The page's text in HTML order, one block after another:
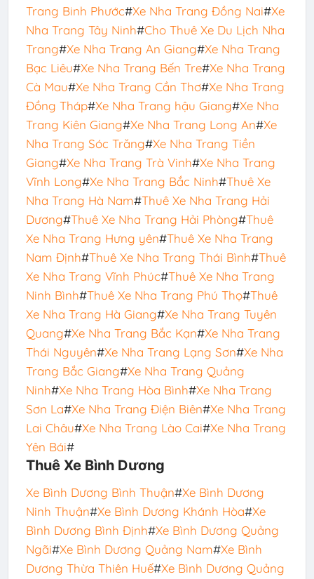
Trang Binh Phước#Xe Nha Trang Đồng Nai#Xe
Nha Trang Tây Ninh#Cho Thuê Xe Du Lịch Nha
Trang#Xe Nha Trang An Giang#Xe Nha Trang
Bạc Liêu#Xe Nha Trang Bến Tre#Xe Nha Trang
Cà Mau#Xe Nha Trang Cần Thơ#Xe Nha Trang
Đồng Tháp#Xe Nha Trang hậu Giang#Xe Nha
Trang Kiên Giang#Xe Nha Trang Long An#Xe
Nha Trang Sóc Trăng#Xe Nha Trang Tiền
Giang#Xe Nha Trang Trà Vinh#Xe Nha Trang
Vĩnh Long#Xe Nha Trang Bắc Ninh#Thuê Xe
Nha Trang Hà Nam#Thuê Xe Nha Trang Hải
Dương#Thuê Xe Nha Trang Hải Phòng#Thuê
Xe Nha Trang Hưng yên#Thuê Xe Nha Trang
Nam Định#Thuê Xe Nha Trang Thái Bình#Thuê
Xe Nha Trang Vĩnh Phúc#Thuê Xe Nha Trang
Ninh Bình#Thuê Xe Nha Trang Phú Thọ#Thuê
Xe Nha Trang Hà Giang#Xe Nha Trang Tuyên
Quang#Xe Nha Trang Bắc Kạn#Xe Nha Trang
Thái Nguyên#Xe Nha Trang Lạng Sơn#Xe Nha
Trang Bắc Giang#Xe Nha Trang Quảng
Ninh#Xe Nha Trang Hòa Bình#Xe Nha Trang
Sơn La#Xe Nha Trang Điện Biên#Xe Nha Trang
Lai Châu#Xe Nha Trang Lào Cai#Xe Nha Trang
Yên Bái#
Thuê Xe Bình Dương
Xe Bình Dương Bình Thuận#Xe Bình Dương
Ninh Thuận#Xe Bình Dương Khánh Hòa#Xe
Bình Dương Bình Định#Xe Bình Dương Quảng
Ngãi#Xe Bình Dương Quảng Nam#Xe Bình
Dương Thừa Thiên Huế#Xe Bình Dương Quảng